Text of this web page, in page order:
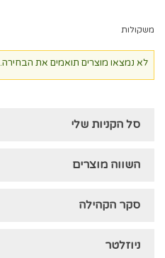
משקולות
לא נמצאו מוצרים תואמים את הבחירה.
סל הקניות שלי
השווה מוצרים
סקר הקהילה
ניוזלטר